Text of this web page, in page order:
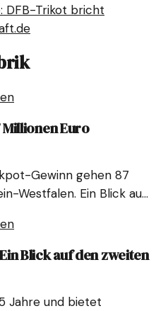
DFB-Trikot bricht
Millionen Euro
Gewinn gehen 87
Westfalen. Ein Blick auf
Blick auf den zweiten
Jahre und bietet